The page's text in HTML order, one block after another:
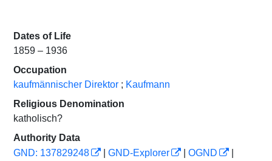
Dates of Life
1859 – 1936
Occupation
kaufmännischer Direktor ; Kaufmann
Religious Denomination
katholisch?
Authority Data
GND: 137829248
GND-Explorer OGND